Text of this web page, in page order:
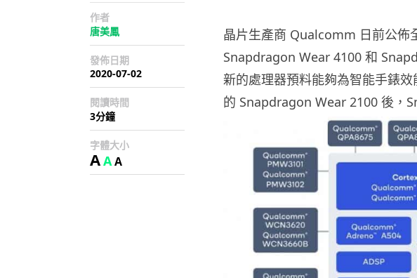
作者
唐美鳳
發佈日期
2020-07-02
閱讀時間
3分鐘
字體大小
AAA
晶片生產商 Qualcomm 日前公佈
Snapdragon Wear 4100 和
新的處理器預料能夠為智能手錶
的 Snapdragon Wear 2100 後，